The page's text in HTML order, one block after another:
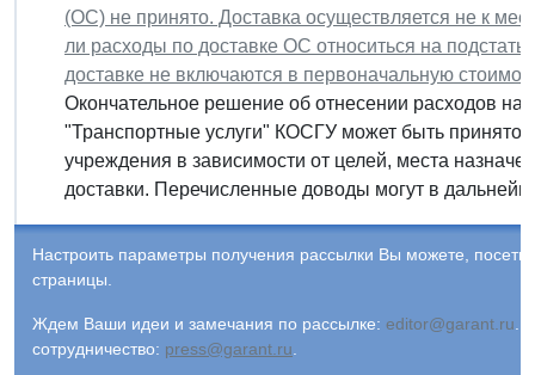
(ОС) не принято. Доставка осуществляется не к
ли расходы по доставке ОС относиться на
доставке не включаются в первоначальную
Окончательное решение об отнесении расходов на
"Транспортные услуги" КОСГУ может быть принято
учреждения в зависимости от целей, места
доставки. Перечисленные доводы могут в
Настроить параметры получения рассылки Вы можете,
страницы.
Ждем Ваши идеи и замечания по рассылке: editor@garant.ru
сотрудничество: press@garant.ru